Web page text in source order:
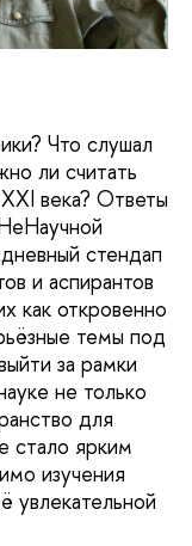
Что слушал
ли считать
века? Ответы
стендап
и аспирантов
как откровенно
темы под
за рамки
не только
для
стало ярким
изучения
увлекательной